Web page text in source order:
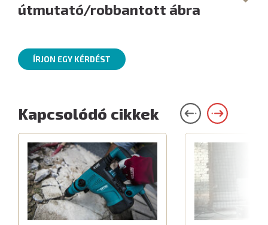
útmutató/robbantott ábra
ÍRJON EGY KÉRDÉST
Kapcsolódó cikkek